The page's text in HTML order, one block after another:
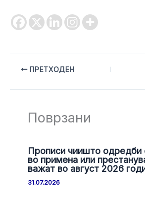
ПРЕТХОДЕН
Поврзани
Прописи чиишто одредби
во примена или
важат во август 2026
31.07.2026